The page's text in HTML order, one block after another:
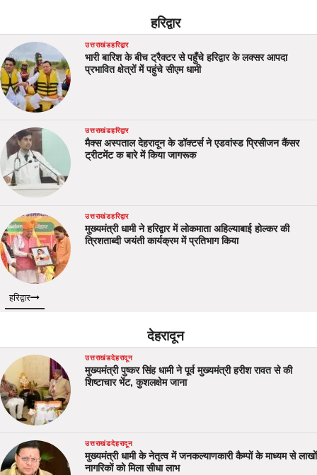
हरिद्वार
उत्तराखंडहरिद्वार
भारी बारिश के बीच ट्रैक्टर से पहुँचे हरिद्वार के लक्सर आपदा
प्रभावित क्षेत्रों में पहुंचे सीएम धामी
उत्तराखंडहरिद्वार
मैक्स अस्पताल देहरादून के डॉक्टर्स ने एडवांस्ड प्रिसीजन कैंसर
ट्रीटमेंट क बारे में किया जागरूक
उत्तराखंडहरिद्वार
मुख्यमंत्री धामी ने हरिद्वार में लोकमाता अहिल्याबाई होल्कर की
त्रिशताब्दी जयंती कार्यक्रम में प्रतिभाग किया
हरिद्वार
देहरादून
उत्तराखंडदेहरादून
मुख्यमंत्री पुष्कर सिंह धामी ने पूर्व मुख्यमंत्री हरीश रावत से की
शिष्टाचार भेंट, कुशलक्षेम जाना
उत्तराखंडदेहरादून
मुख्यमंत्री धामी के नेतृत्व में जनकल्याणकारी कैम्पों के माध्यम से लाखों
नागरिकों को मिला सीधा लाभ